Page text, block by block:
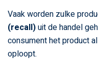
Vaak worden zulke
(recall)uit de handel
consument het product
oploopt.